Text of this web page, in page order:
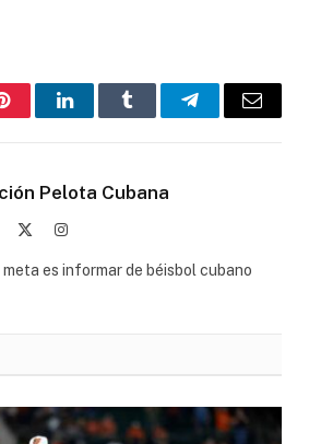
PinterestLinkedInTumblr TelegramEmail
Pelota Cubana
Instagram
meta es informar de béisbol cubano